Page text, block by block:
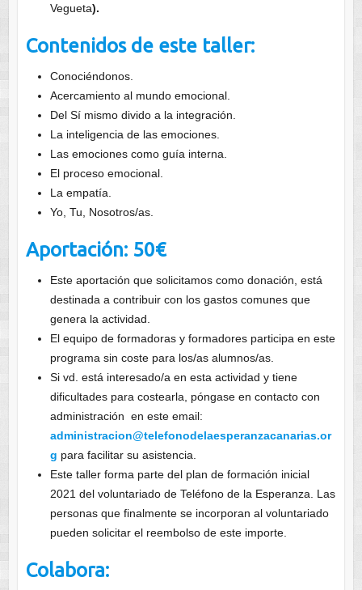
Vegueta).
Contenidos de este taller:
Conociéndonos.
Acercamiento al mundo emocional.
Del Sí mismo divido a la integración.
La inteligencia de las emociones.
Las emociones como guía interna.
El proceso emocional.
La empatía.
Yo, Tu, Nosotros/as.
Aportación: 50€
Este aportación que solicitamos como donación, está
destinada a contribuir con los gastos comunes que
genera la actividad.
El equipo de formadoras y formadores participa en este
programa sin coste para los/as alumnos/as.
Si vd. está interesado/a en esta actividad y tiene
dificultades para costearla, póngase en contacto con
administración en este email:
administracion@telefonodelaesperanzacanarias.or
g para facilitar su asistencia.
Este taller forma parte del plan de formación inicial
2021 del voluntariado de Teléfono de la Esperanza. Las
personas que finalmente se incorporan al voluntariado
pueden solicitar el reembolso de este importe.
Colabora: